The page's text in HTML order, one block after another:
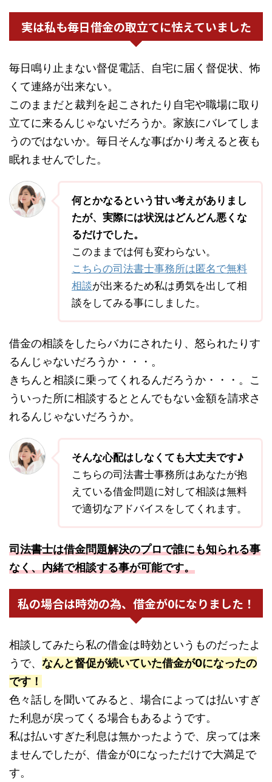
実は私も毎日借金の取立てに怯えていました
毎日鳴り止まない督促電話、自宅に届く督促状、怖
くて連絡が出来ない。
このままだと裁判を起こされたり自宅や職場に取り
立てに来るんじゃないだろうか。家族にバレてしま
うのではないか。毎日そんな事ばかり考えると夜も
眠れませんでした。
何とかなるという甘い考えがありまし
たが、実際には状況はどんどん悪くな
るだけでした。
このままでは何も変わらない。
こちらの司法書士事務所は匿名で無料
相談が出来るため私は勇気を出して相
談をしてみる事にしました。
借金の相談をしたらバカにされたり、怒られたりす
るんじゃないだろうか・・・。
きちんと相談に乗ってくれるんだろうか・・・。こ
ういった所に相談するととんでもない金額を請求さ
れるんじゃないだろうか。
そんな心配はしなくても大丈夫です♪
こちらの司法書士事務所はあなたが抱
えている借金問題に対して相談は無料
で適切なアドバイスをしてくれます。
司法書士は借金問題解決のプロで誰にも知られる事
なく、内緒で相談する事が可能です。
私の場合は時効の為、借金が0になりました！
相談してみたら私の借金は時効というものだったよ
うで、 なんと督促が続いていた借金が0になったの
です！
色々話しを聞いてみると、場合によっては払いすぎ
た利息が戻ってくる場合もあるようです。
私は払いすぎた利息は無かったようで、戻っては来
ませんでしたが、借金が0になっただけで大満足で
す。